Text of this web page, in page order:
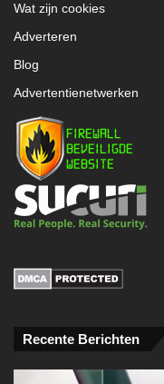
Wat zijn cookies
Adverteren
Blog
Advertentienetwerken
Recente Berichten